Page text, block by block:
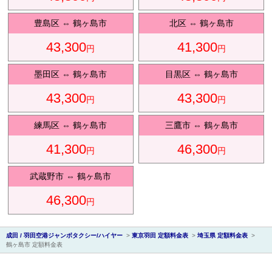
会社紹
介
豊島区 ⇔鶴ヶ島市
43,300円
北区⇔ 鶴ヶ島市
41,300円
墨田区 ⇔鶴ヶ島市
43,300円
目黒区⇔ 鶴ヶ島市
43,300円
練馬区 ⇔鶴ヶ島市
41,300円
三鷹市⇔ 鶴ヶ島市
46,300円
武蔵野市 ⇔鶴ヶ島市
46,300円
成田 / 羽田空港ジャンボタクシー/ハイヤー > 東京羽田 定額料金表 > 埼玉県 定額料金表 >
鶴ヶ島市 定額料金表